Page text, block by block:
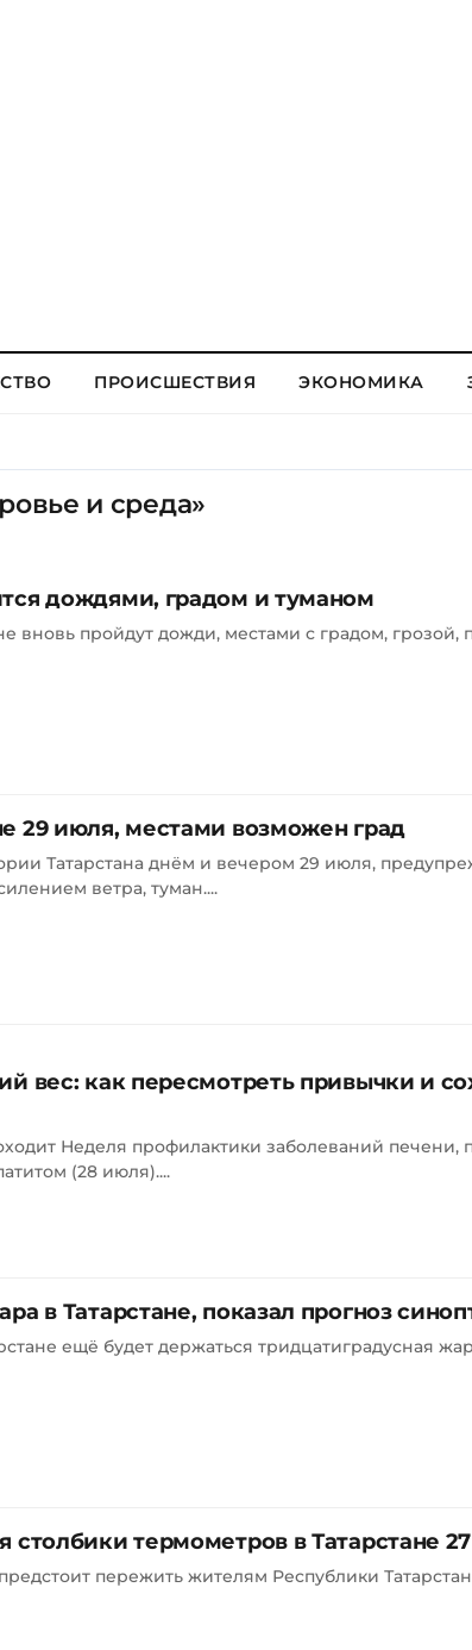
ПРОИСШЕСТВИЯ ЭКОНОМИКА
и среда»
дождями, градом и туманом
вновь пройдут дожди, местами с градом, грозой,
29 июля, местами возможен град
Татарстана днём и вечером 29 июля,
ветра, туман....
вес: как пересмотреть привычки и
Неделя профилактики заболеваний печени,
(28 июля)....
в Татарстане, показал прогноз
ещё будет держаться тридцатиградусная
столбики термометров в Татарстане
пережить жителям Республики